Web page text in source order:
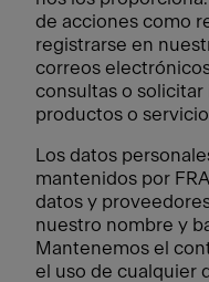
de acciones como
registrarse en
correos
consultas o
productos o
Los datos
mantenidos por
datos y
nuestro nombre y
Mantenemos el
el uso de cualquier